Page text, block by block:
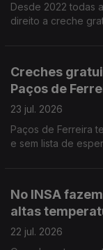
Desde 2022 todas
direito a creche
Creches
Paços de
23 jul. 2026
Paços de Ferreira
e sem lista de
No INSA
altas
22 jul. 2026